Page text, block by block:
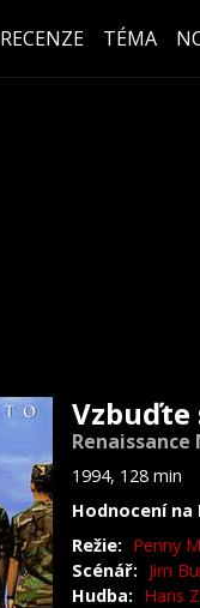
RECENZE TÉMA
Vzbuďte
Renaissance
1994, 128 min
Hodnocení na
Režie: Penny
Scénář: Jim
Hudba: Hans